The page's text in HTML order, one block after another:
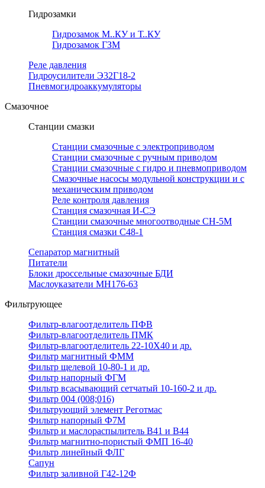
Гидрозамки
Гидрозамок М..КУ и Т..КУ
Гидрозамок ГЗМ
Реле давления
Гидроусилители Э32Г18-2
Пневмогидроаккумуляторы
Смазочное
Станции смазки
Станции смазочные с электроприводом
Станции смазочные с ручным приводом
Станции смазочные с гидро и пневмоприводом
Смазочные насосы модульной конструкции и с
механическим приводом
Реле контроля давления
Станция смазочная И-СЭ
Станции смазочные многоотводные СН-5М
Станция смазки С48-1
Сепаратор магнитный
Питатели
Блоки дроссельные смазочные БДИ
Маслоуказатели МН176-63
Фильтрующее
Фильтр-влагоотделитель ПФВ
Фильтр-влагоотделитель ПМК
Фильтр-влагоотделитель 22-10Х40 и др.
Фильтр магнитный ФММ
Фильтр щелевой 10-80-1 и др.
Фильтр напорный ФГМ
Фильтр всасывающий сетчатый 10-160-2 и др.
Фильтр 004 (008;016)
Фильтрующий элемент Реготмас
Фильтр напорный Ф7М
Фильтр и маслораспылитель В41 и В44
Фильтр магнитно-пористый ФМП 16-40
Фильтр линейный ФЛГ
Сапун
Фильтр заливной Г42-12Ф